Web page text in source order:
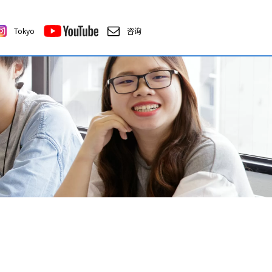
Tokyo 咨询